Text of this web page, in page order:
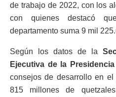
de trabajo de 2022, con los
con quienes destacó
departamento suma 9 mil
Según los datos de la
Ejecutiva de la Presidencia
consejos de desarrollo en
815 millones de